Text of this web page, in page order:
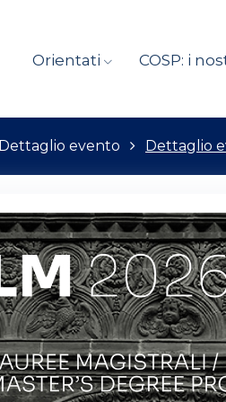
Orientati COSP: i
Dettaglio evento Dettaglio